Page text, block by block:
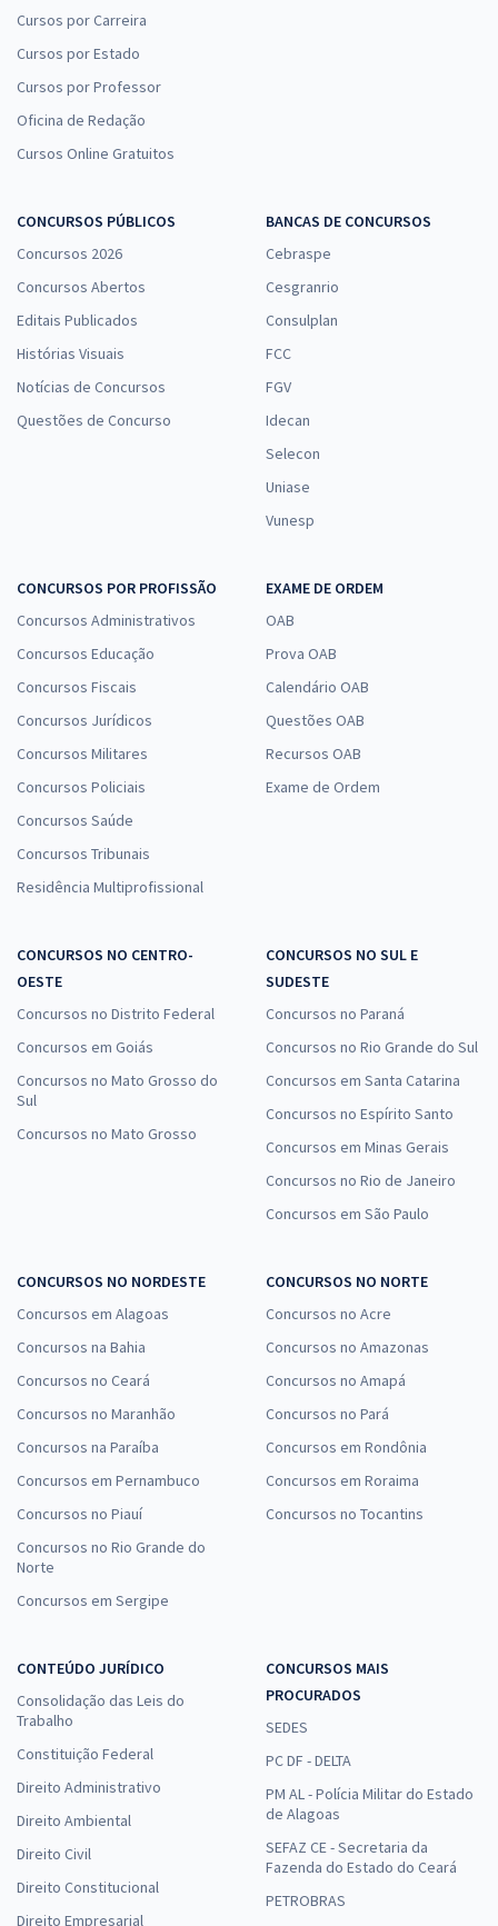
Cursos por Carreira
Cursos por Estado
Cursos por Professor
Oficina de Redação
Cursos Online Gratuitos
CONCURSOS PÚBLICOS
Concursos 2026
Concursos Abertos
Editais Publicados
Histórias Visuais
Notícias de Concursos
Questões de Concurso
BANCAS DE CONCURSOS
Cebraspe
Cesgranrio
Consulplan
FCC
FGV
Idecan
Selecon
Uniase
Vunesp
CONCURSOS POR PROFISSÃO
Concursos Administrativos
Concursos Educação
Concursos Fiscais
Concursos Jurídicos
Concursos Militares
Concursos Policiais
Concursos Saúde
Concursos Tribunais
Residência Multiprofissional
EXAME DE ORDEM
OAB
Prova OAB
Calendário OAB
Questões OAB
Recursos OAB
Exame de Ordem
CONCURSOS NO CENTRO-
OESTE
Concursos no Distrito Federal
Concursos em Goiás
Concursos no Mato Grosso do
Sul
Concursos no Mato Grosso
CONCURSOS NO SUL E
SUDESTE
Concursos no Paraná
Concursos no Rio Grande do Sul
Concursos em Santa Catarina
Concursos no Espírito Santo
Concursos em Minas Gerais
Concursos no Rio de Janeiro
Concursos em São Paulo
CONCURSOS NO NORDESTE
Concursos em Alagoas
Concursos na Bahia
Concursos no Ceará
Concursos no Maranhão
Concursos na Paraíba
Concursos em Pernambuco
Concursos no Piauí
Concursos no Rio Grande do
Norte
Concursos em Sergipe
CONCURSOS NO NORTE
Concursos no Acre
Concursos no Amazonas
Concursos no Amapá
Concursos no Pará
Concursos em Rondônia
Concursos em Roraima
Concursos no Tocantins
CONTEÚDO JURÍDICO
Consolidação das Leis do
Trabalho
Constituição Federal
Direito Administrativo
Direito Ambiental
Direito Civil
Direito Constitucional
Direito Empresarial
CONCURSOS MAIS
PROCURADOS
SEDES
PC DF - DELTA
PM AL - Polícia Militar do Estado
de Alagoas
SEFAZ CE - Secretaria da
Fazenda do Estado do Ceará
PETROBRAS